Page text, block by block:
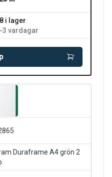
i lager
3 vardagar
Duraframe A4 grön 2